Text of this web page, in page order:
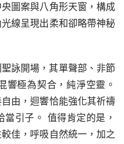
圖案與八角形天窗，構成
線呈現出柔和卻略帶神秘
詠開場，其單聲部、非節
響極為契合，純淨空靈。
由，迴響恰能強化其祈禱
引子。 值得肯定的是，
佳，呼吸自然統一，加之